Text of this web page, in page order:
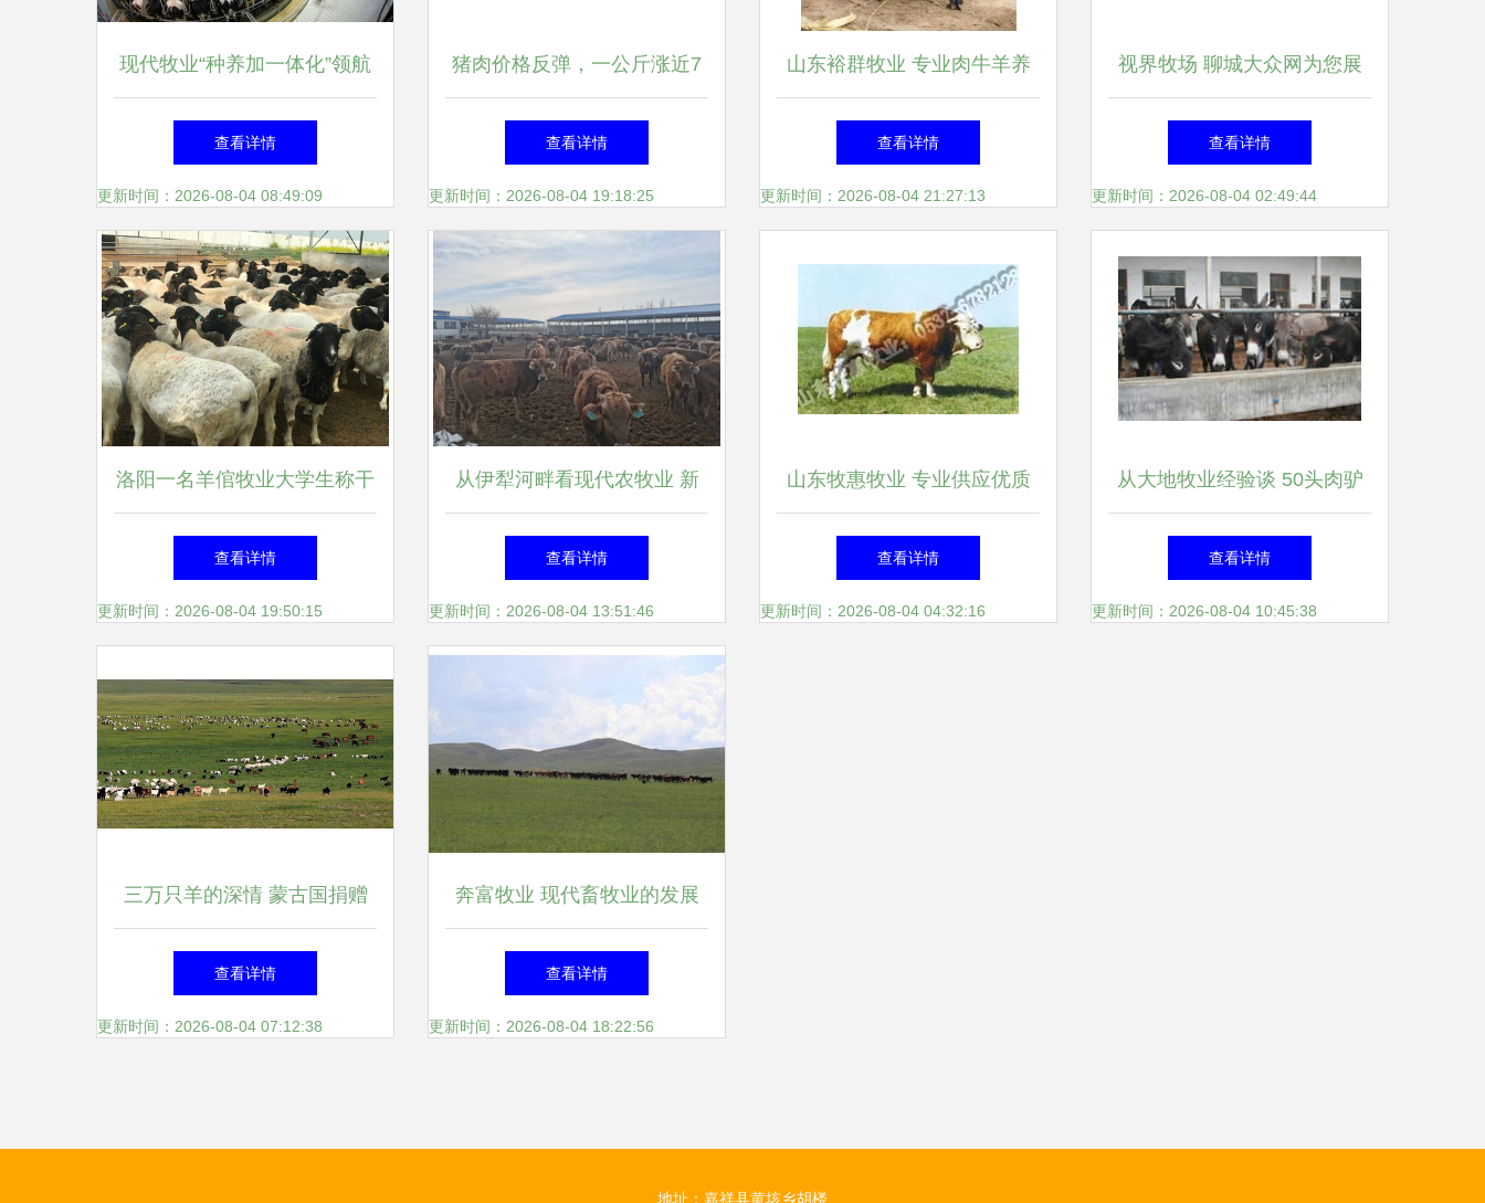
现代牧业“种养加一体化”领航
奶业新时代
查看详情
更新时间：2026-08-04 08:49:09
猪肉价格反弹，一公斤涨近7
元！接下来怎么走？
查看详情
更新时间：2026-08-04 19:18:25
山东裕群牧业 专业肉牛羊养
殖供应，助力畜牧产业发展
查看详情
更新时间：2026-08-04 21:27:13
视界牧场 聊城大众网为您展
示现代化牧业的典范
查看详情
更新时间：2026-08-04 02:49:44
洛阳一名羊倌牧业大学生称干
养殖远没有同学想象的惨。你
的回答是怎
查看详情
更新时间：2026-08-04 19:50:15
从伊犁河畔看现代农牧业 新
疆创锦农牧业肉牛养殖基地的
生态与效益
查看详情
更新时间：2026-08-04 13:51:46
山东牧惠牧业 专业供应优质
育肥牛，打造特色农产品直供
平台
查看详情
更新时间：2026-08-04 04:32:16
从大地牧业经验谈 50头肉驴
高效养殖的八大关键窍门
查看详情
更新时间：2026-08-04 10:45:38
三万只羊的深情 蒙古国捐赠
羊群启程赴华见证邻里情
查看详情
更新时间：2026-08-04 07:12:38
奔富牧业 现代畜牧业的发展
之路与未来展望
查看详情
更新时间：2026-08-04 18:22:56
地址：嘉祥县黄垓乡胡楼